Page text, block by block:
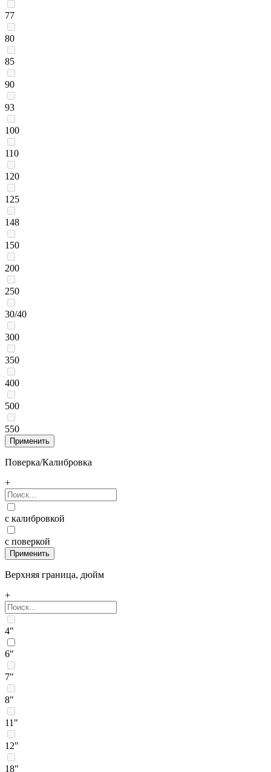
77
80
85
90
93
100
110
120
125
148
150
200
250
30/40
300
350
400
500
550
Поверка/Калибровка
+
с калибровкой
с поверкой
Верхняя граница, дюйм
+
4"
6"
7"
8"
11"
12"
18"